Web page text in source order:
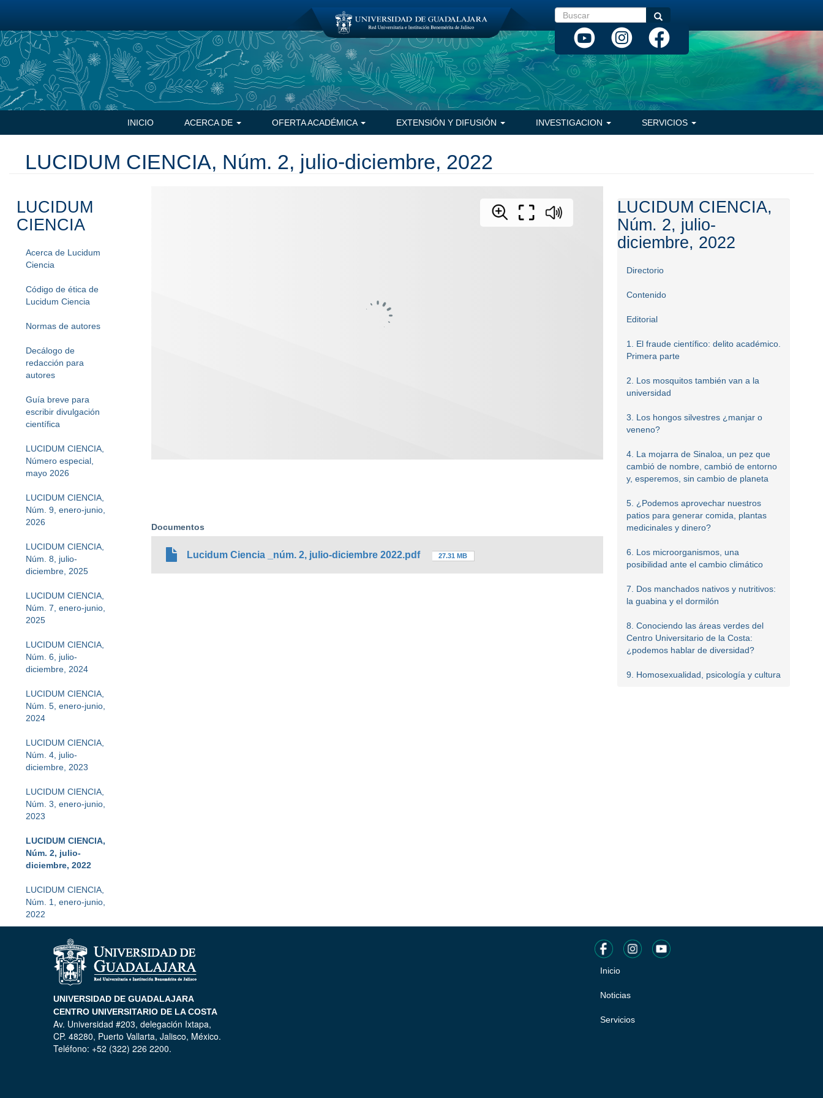
contenido
principal
Buscar Buscar
Navegación
principal
INICIO ACERCA DE OFERTA ACADÉMICA EXTENSIÓN Y DIFUSIÓN INVESTIGACION SERVICIOS
LUCIDUM CIENCIA, Núm. 2, julio-diciembre, 2022
LUCIDUM
CIENCIA
Acerca de Lucidum
Ciencia
Código de ética de
Lucidum Ciencia
Normas de autores
Decálogo de
redacción para
autores
Guía breve para
escribir divulgación
científica
LUCIDUM CIENCIA,
Número especial,
mayo 2026
LUCIDUM CIENCIA,
Núm. 9, enero-junio,
2026
LUCIDUM CIENCIA,
Núm. 8, julio-
diciembre, 2025
LUCIDUM CIENCIA,
Núm. 7, enero-junio,
2025
LUCIDUM CIENCIA,
Núm. 6, julio-
diciembre, 2024
LUCIDUM CIENCIA,
Núm. 5, enero-junio,
2024
LUCIDUM CIENCIA,
Núm. 4, julio-
diciembre, 2023
LUCIDUM CIENCIA,
Núm. 3, enero-junio,
2023
LUCIDUM CIENCIA,
Núm. 2, julio-
diciembre, 2022
LUCIDUM CIENCIA,
Núm. 1, enero-junio,
2022
Documentos
Lucidum Ciencia _núm. 2, julio-diciembre 2022.pdf 27.31 MB
LUCIDUM CIENCIA,
Núm. 2, julio-
diciembre, 2022
Directorio
Contenido
Editorial
1. El fraude científico: delito académico.
Primera parte
2. Los mosquitos también van a la
universidad
3. Los hongos silvestres ¿manjar o
veneno?
4. La mojarra de Sinaloa, un pez que
cambió de nombre, cambió de entorno
y, esperemos, sin cambio de planeta
5. ¿Podemos aprovechar nuestros
patios para generar comida, plantas
medicinales y dinero?
6. Los microorganismos, una
posibilidad ante el cambio climático
7. Dos manchados nativos y nutritivos:
la guabina y el dormilón
8. Conociendo las áreas verdes del
Centro Universitario de la Costa:
¿podemos hablar de diversidad?
9. Homosexualidad, psicología y cultura
UNIVERSIDAD DE GUADALAJARA
CENTRO UNIVERSITARIO DE LA COSTA
Av. Universidad #203, delegación Ixtapa,
CP. 48280, Puerto Vallarta, Jalisco, México.
Teléfono: +52 (322) 226 2200.
Pie
de
página
Inicio
Noticias
Servicios